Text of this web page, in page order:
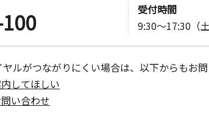
受付時間
9:30～17:30（
ルがつながりにくい場合は、以下からもお問
してほしい
い合わせ